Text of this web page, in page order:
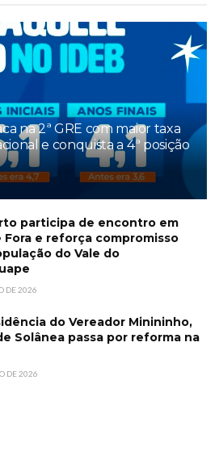
na 2ª GRE com maior taxa
e conquista a 4ª posição
participa de encontro em
Fora e reforça compromisso
do Vale do
DE 2026
do Vereador Minininho,
Solânea passa por reforma na
DE 2026